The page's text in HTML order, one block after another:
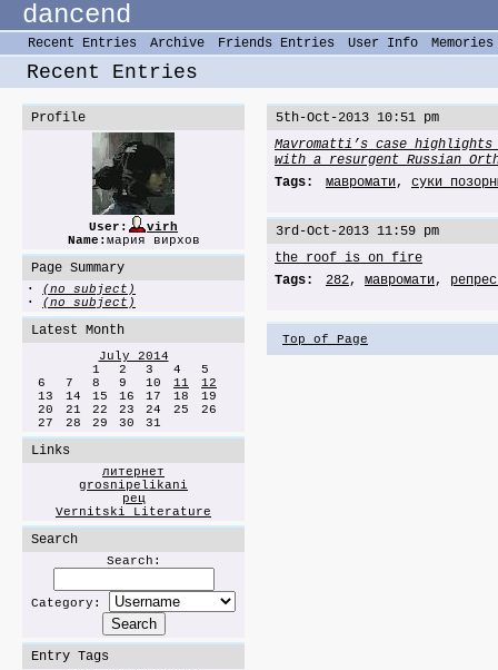
dancend
Recent Entries Archive Friends Entries User Info Memories
Recent Entries
Profile
User:
virh
Name: мария вирхов
Page Summary
· (no subject)
· (no subject)
Latest Month
July 2014
1
2 3 4
5
6
7 8 9 10 11
12
13
14 15 16 17 18
19
20
21 22 23 24 25
26
27
28 29 30 31
Links
литернет
grosnipelikani
рец
Vernitski Literature
Search
Search:
Category:
Entry Tags
5th-Oct-2013 10:51 pm
Mavromatti’s case
with a resurgent Russian
Tags:
мавромати, суки
3rd-Oct-2013 11:59 pm
the roof is on fire
Tags:
282, мавромати,
Top of Page